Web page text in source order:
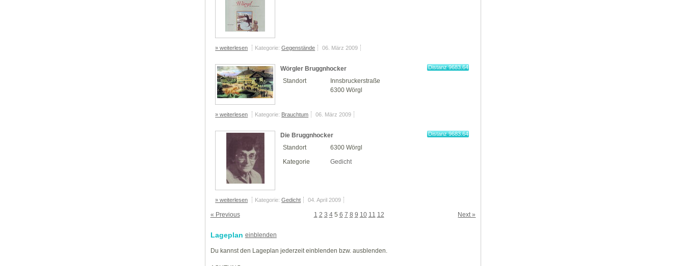
» weiterlesen Kategorie:Gegenstände 06. März 2009
Wörgler Bruggnhocker
Distanz 9683.64
Standort
Innsbruckerstraße
6300 Wörgl
» weiterlesen Kategorie: Brauchtum 06. März 2009
Die Bruggnhocker
Distanz 9683.64
Standort
6300 Wörgl
Kategorie
Gedicht
» weiterlesen Kategorie:Gedicht 04. April 2009
« Previous Next »
1 2 3 4 5 6 7 8 9 10 11 12
Lageplan einblenden
Du kannst den Lageplan jederzeit einblenden bzw. ausblenden.